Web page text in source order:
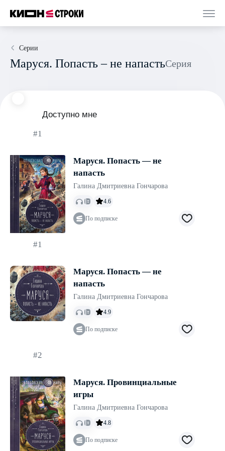
Серии
Маруся. Попасть – не напасть Серия
Доступно мне
#1
Маруся. Попасть — не
напасть
Галина Дмитриевна Гончарова
4.6
По подписке
#1
Маруся. Попасть — не
напасть
Галина Дмитриевна Гончарова
4.9
По подписке
#2
Маруся. Провинциальные
игры
Галина Дмитриевна Гончарова
4.8
По подписке